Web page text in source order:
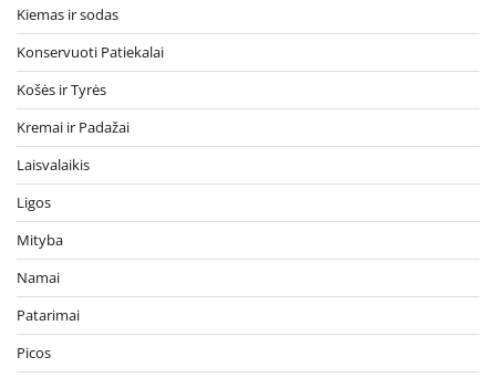
Kiemas ir sodas
Konservuoti Patiekalai
Košės ir Tyrės
Kremai ir Padažai
Laisvalaikis
Ligos
Mityba
Namai
Patarimai
Picos